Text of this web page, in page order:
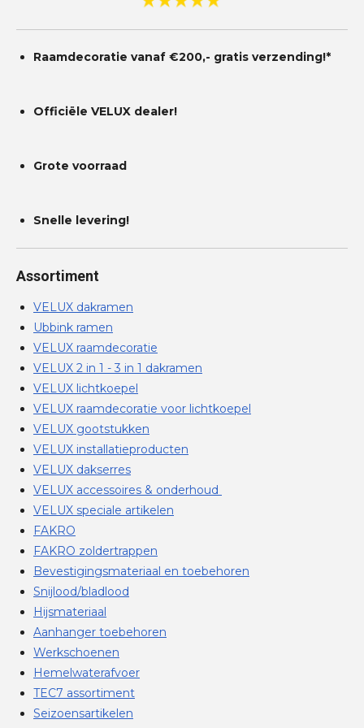
e
n
Raamdecoratie vanaf €200,- gratis verzending!*
Officiële VELUX dealer!
Grote voorraad
Snelle levering!
Assortiment
VELUX dakramen
Ubbink ramen
VELUX raamdecoratie
VELUX 2 in 1 - 3 in 1 dakramen
VELUX lichtkoepel
VELUX raamdecoratie voor lichtkoepel
VELUX gootstukken
VELUX installatieproducten
VELUX dakserres
VELUX accessoires & onderhoud
VELUX speciale artikelen
FAKRO
FAKRO zoldertrappen
Bevestigingsmateriaal en toebehoren
Snijlood/bladlood
Hijsmateriaal
Aanhanger toebehoren
Werkschoenen
Hemelwaterafvoer
TEC7 assortiment
Seizoensartikelen